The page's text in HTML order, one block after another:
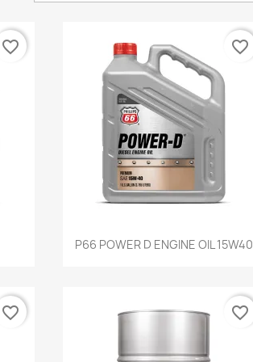
favorite_border
Vista rápida
P66 POWER D ENGINE OIL 15W40
favorite_border
favorite_border favorite_border